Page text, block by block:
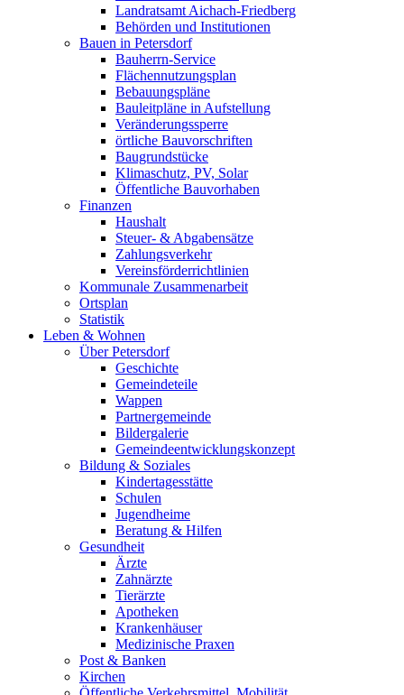
Landratsamt Aichach-Friedberg
Behörden und Institutionen
Bauen in Petersdorf
Bauherrn-Service
Flächennutzungsplan
Bebauungspläne
Bauleitpläne in Aufstellung
Veränderungssperre
örtliche Bauvorschriften
Baugrundstücke
Klimaschutz, PV, Solar
Öffentliche Bauvorhaben
Finanzen
Haushalt
Steuer- & Abgabensätze
Zahlungsverkehr
Vereinsförderrichtlinien
Kommunale Zusammenarbeit
Ortsplan
Statistik
Leben & Wohnen
Über Petersdorf
Geschichte
Gemeindeteile
Wappen
Partnergemeinde
Bildergalerie
Gemeindeentwicklungskonzept
Bildung & Soziales
Kindertagesstätte
Schulen
Jugendheime
Beratung & Hilfen
Gesundheit
Ärzte
Zahnärzte
Tierärzte
Apotheken
Krankenhäuser
Medizinische Praxen
Post & Banken
Kirchen